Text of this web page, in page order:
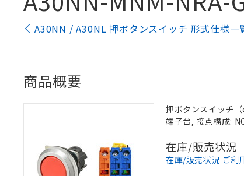
A30NN / A30NL 押ボタンスイッチ 形式仕様一
商品概要
押ボタンスイッチ
端子台, 接点構成:
在庫/販売状況
在庫/販売状況 ご利